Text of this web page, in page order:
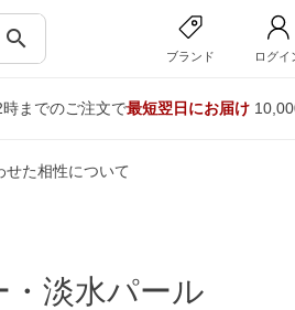
search
ブランド ログイ
時までのご注文で最短翌日にお届け
た相性について
淡水パール